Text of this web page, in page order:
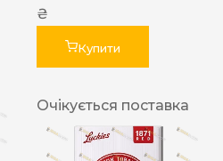
₴
Купити
Очікується поставка